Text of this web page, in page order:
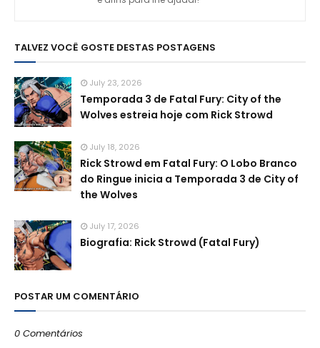
TALVEZ VOCÊ GOSTE DESTAS POSTAGENS
July 23, 2026
Temporada 3 de Fatal Fury: City of the
Wolves estreia hoje com Rick Strowd
July 18, 2026
Rick Strowd em Fatal Fury: O Lobo Branco
do Ringue inicia a Temporada 3 de City of
the Wolves
July 17, 2026
Biografia: Rick Strowd (Fatal Fury)
POSTAR UM COMENTÁRIO
0 Comentários